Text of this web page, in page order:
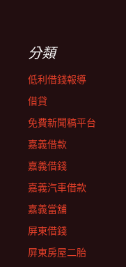
分類
低利借錢報導
借貸
免費新聞稿平台
嘉義借款
嘉義借錢
嘉義汽車借款
嘉義當舖
屏東借錢
屏東房屋二胎